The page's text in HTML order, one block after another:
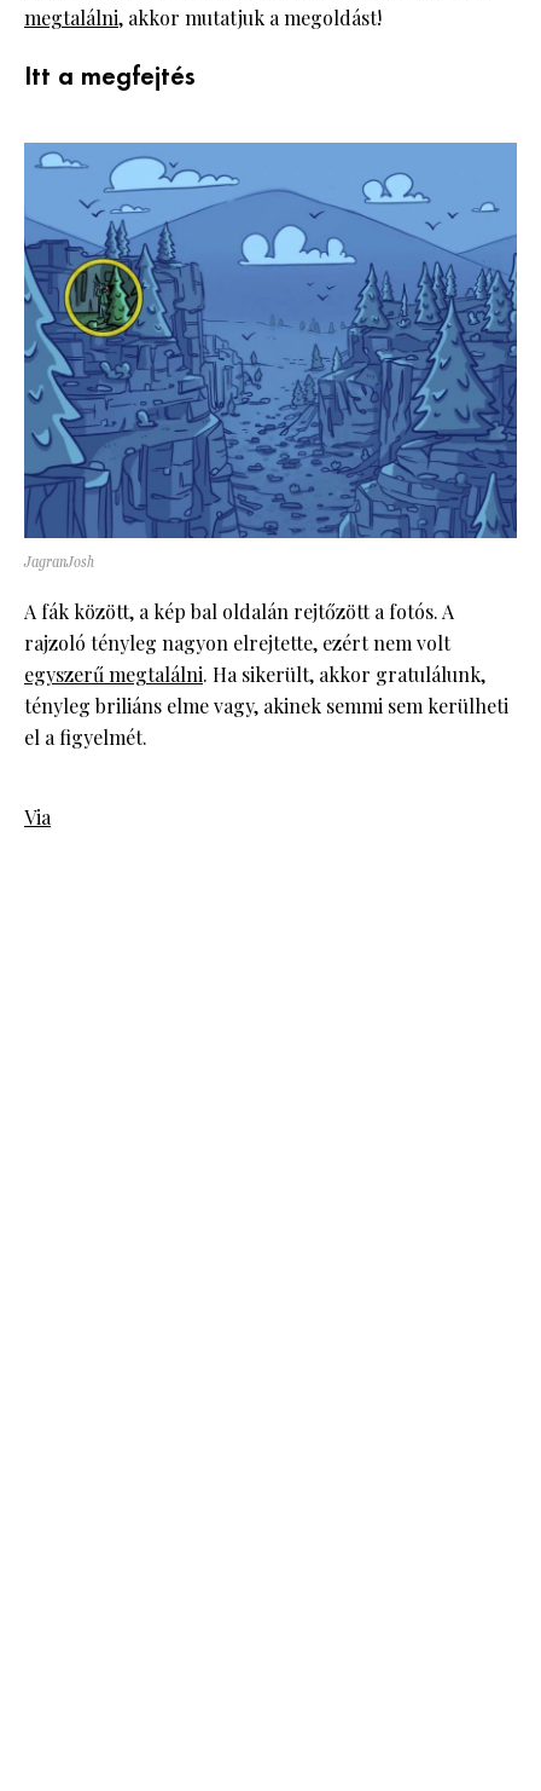
megtalálni, akkor mutatjuk a megoldást!
Itt a megfejtés
JagranJosh
A fák között, a kép bal oldalán rejtőzött a fotós. A
rajzoló tényleg nagyon elrejtette, ezért nem volt
egyszerű megtalálni. Ha sikerült, akkor gratulálunk,
tényleg briliáns elme vagy, akinek semmi sem kerülheti
el a figyelmét.
Via